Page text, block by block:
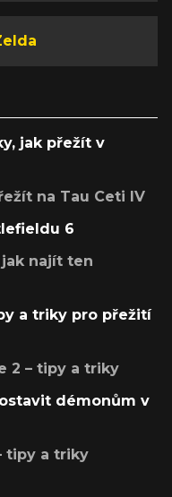
jak přežít v
na Tau Ceti IV
6
najít ten
a triky pro přežití
2 – tipy a triky
démonům v
tipy a triky